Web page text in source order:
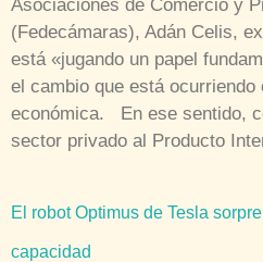
Asociaciones de Comercio y
(Fedecámaras), Adán Celis,
está «jugando un papel
el cambio que está
económica. En ese sentido,
sector privado al Producto
El robot Optimus de Tesla
capacidad